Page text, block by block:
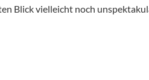
Blick vielleicht noch